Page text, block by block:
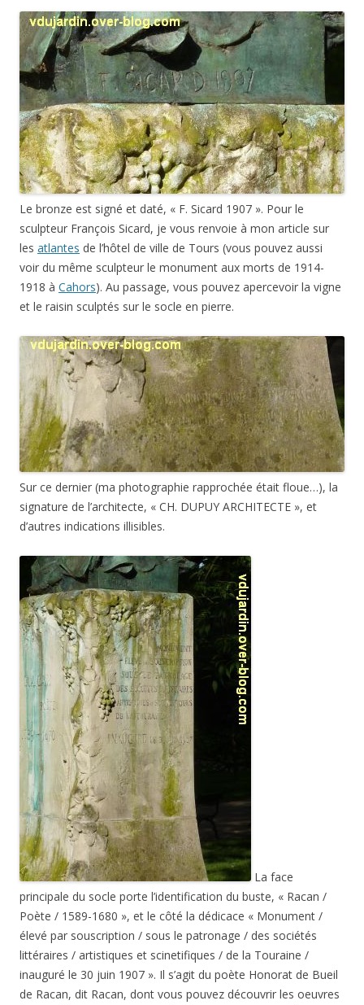
Le bronze est signé et daté, « F. Sicard 1907 ». Pour le
sculpteur François Sicard, je vous renvoie à mon article sur
les atlantes de l’hôtel de ville de Tours (vous pouvez aussi
voir du même sculpteur le monument aux morts de 1914-
1918 à Cahors). Au passage, vous pouvez apercevoir la vigne
et le raisin sculptés sur le socle en pierre.
Sur ce dernier (ma photographie rapprochée était floue…), la
signature de l’architecte, « CH. DUPUY ARCHITECTE », et
d’autres indications illisibles.
La face
principale du socle porte l’identification du buste, « Racan /
Poète / 1589-1680 », et le côté la dédicace « Monument /
élevé par souscription / sous le patronage / des sociétés
littéraires / artistiques et scinetifiques / de la Touraine /
inauguré le 30 juin 1907 ». Il s’agit du poète Honorat de Bueil
de Racan, dit Racan, dont vous pouvez découvrir les oeuvres